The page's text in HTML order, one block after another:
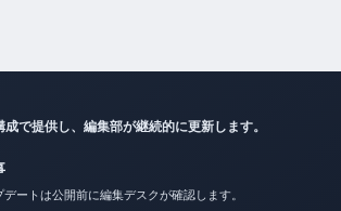
で提供し、編集部が継続的に更新します。
デートは公開前に編集デスクが確認します。
ーと二階堂ふみが結婚！9年の交際を経て別居婚を選